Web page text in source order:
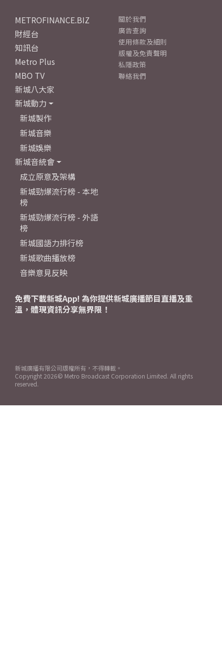
METROFINANCE.BIZ
財經台
知訊台
Metro Plus
MBO TV
新城八大家
新城動力
新城製作
新城音樂
新城娛樂
新城音統會
成立原意及架構
新城勁爆流行榜 - 本地
榜
新城勁爆流行榜 - 外語
榜
新城國語力排行榜
新城歌曲播放榜
音樂意見反映
關於我們
廣告查詢
使用條款及細則
版權及免責聲明
私隱政策
聯絡我們
免費下載新城App! 為你提供新城廣播節目直播及重
溫，體現資訊分享無界限！
新城廣播有限公司版權所有，不得轉載。
Copyright 2026© Metro Broadcast Corporation Limited. All rights
reserved.